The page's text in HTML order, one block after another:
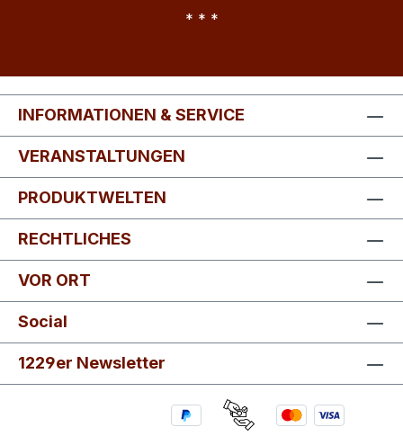
* * *
INFORMATIONEN & SERVICE
VERANSTALTUNGEN
PRODUKTWELTEN
RECHTLICHES
VOR ORT
Social
1229er Newsletter